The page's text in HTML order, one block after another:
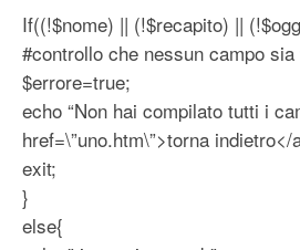
If((!$nome) || (!$recapito) ||
#controllo che nessun campo
$errore=true;
echo “Non hai compilato tutti i
href=\”uno.htm\”>torna indietro</
exit;
}
else{